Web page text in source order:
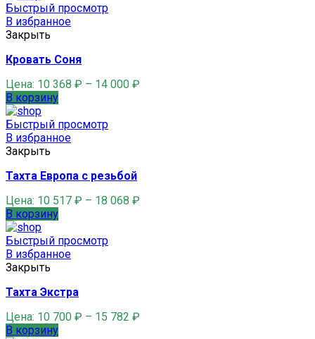
Быстрый просмотр
В избранное
Закрыть
Кровать Соня
Цена: 10 368 ₽ – 14 000 ₽
В корзину
Быстрый просмотр
В избранное
Закрыть
Тахта Европа с резьбой
Цена: 10 517 ₽ – 18 068 ₽
В корзину
Быстрый просмотр
В избранное
Закрыть
Тахта Экстра
Цена: 10 700 ₽ – 15 782 ₽
В корзину